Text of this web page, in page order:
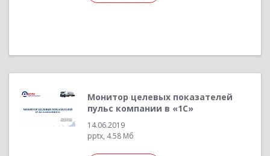
Монитор целевых показателей
пульс компании в «1С»
14.06.2019
pptx, 4.58 Мб